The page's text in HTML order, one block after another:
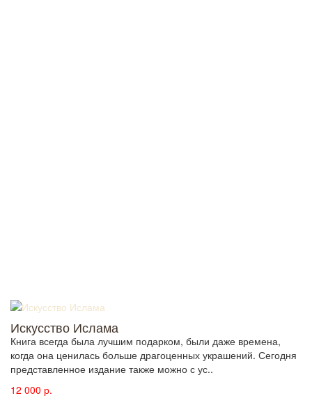
Искусство Ислама
Книга всегда была лучшим подарком, были даже времена,
когда она ценилась больше драгоценных украшений. Сегодня
представленное издание также можно с ус..
12 000 р.